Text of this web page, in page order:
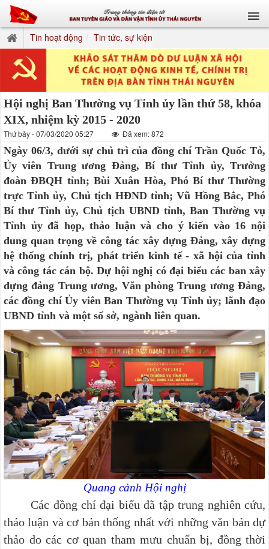
Tin hoạt động Tin tức, sự kiện
Hội nghị Ban Thường vụ Tỉnh ủy lần thứ 58, khóa
XIX, nhiệm kỳ 2015 - 2020
Thứ bảy - 07/03/2020 05:27 Đã xem: 872
Ngày 06/3, dưới sự chủ trì của đồng chí Trần Quốc Tỏ,
Ủy viên Trung ương Đảng, Bí thư Tỉnh ủy, Trưởng
đoàn ĐBQH tỉnh; Bùi Xuân Hòa, Phó Bí thư Thường
trực Tỉnh ủy, Chủ tịch HĐND tỉnh; Vũ Hồng Bắc, Phó
Bí thư Tỉnh ủy, Chủ tịch UBND tỉnh, Ban Thường vụ
Tỉnh ủy đã họp, thảo luận và cho ý kiến vào 16 nội
dung quan trọng về công tác xây dựng Đảng, xây dựng
hệ thống chính trị, phát triển kinh tế - xã hội của tỉnh
và công tác cán bộ. Dự hội nghị có đại biểu các ban xây
dựng đảng Trung ương, Văn phòng Trung ương Đảng,
các đồng chí Ủy viên Ban Thường vụ Tỉnh ủy; lãnh đạo
UBND tỉnh và một số sở, ngành liên quan.
Quang cảnh Hội nghị
Các đồng chí đại biểu đã tập trung nghiên cứu,
thảo luận và cơ bản thống nhất với những văn bản dự
thảo do các cơ quan tham mưu chuẩn bị, đồng thời